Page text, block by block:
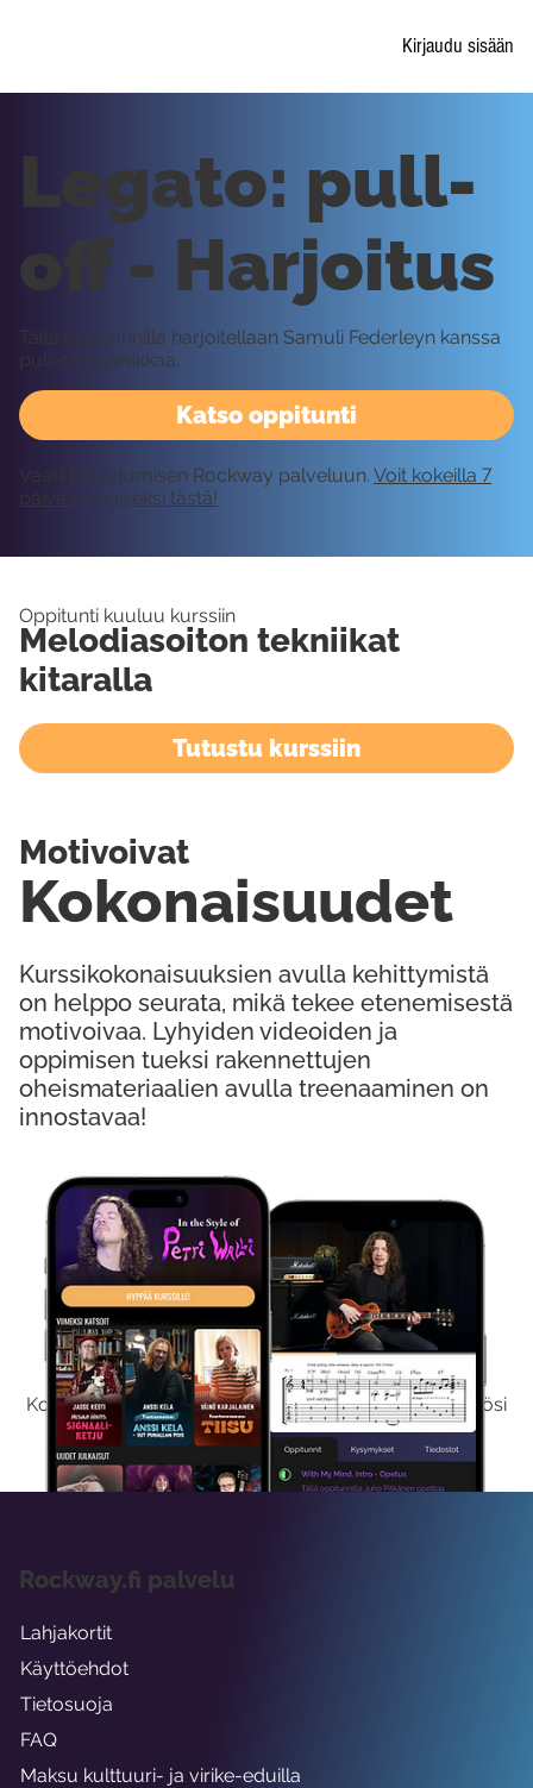
Kirjaudu sisään
Kokeile Ilmaiseksi
Kokeilemalla ilmaiseksi saat koko sisältömme käyttöösi
viikon ajaksi.
Katso oppitunti
Legato: pull-
off - Harjoitus
Tällä oppitunnilla harjoitellaan Samuli Federleyn kanssa
pull-off-tekniikkaa.
Vaatii kirjautumisen Rockway palveluun. Voit kokeilla 7
päivää ilmaiseksi tästä!
Oppitunti kuuluu kurssiin
Melodiasoiton tekniikat
kitaralla
Tutustu kurssiin
Kurssikokonaisuuksien avulla kehittymistä
on helppo seurata, mikä tekee etenemisestä
motivoivaa. Lyhyiden videoiden ja
oppimisen tueksi rakennettujen
oheismateriaalien avulla treenaaminen on
innostavaa!
Kokonaisuudet
Motivoivat
Rockway.fi palvelu
Lahjakortit
Käyttöehdot
Tietosuoja
FAQ
Maksu kulttuuri- ja virike-eduilla